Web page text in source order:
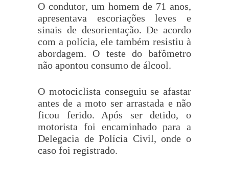
O condutor, um homem de 71 anos,
apresentava escoriações leves e
sinais de desorientação. De acordo
com a polícia, ele também resistiu à
abordagem. O teste do bafômetro
não apontou consumo de álcool.
O motociclista conseguiu se afastar
antes de a moto ser arrastada e não
ficou ferido. Após ser detido, o
motorista foi encaminhado para a
Delegacia de Polícia Civil, onde o
caso foi registrado.